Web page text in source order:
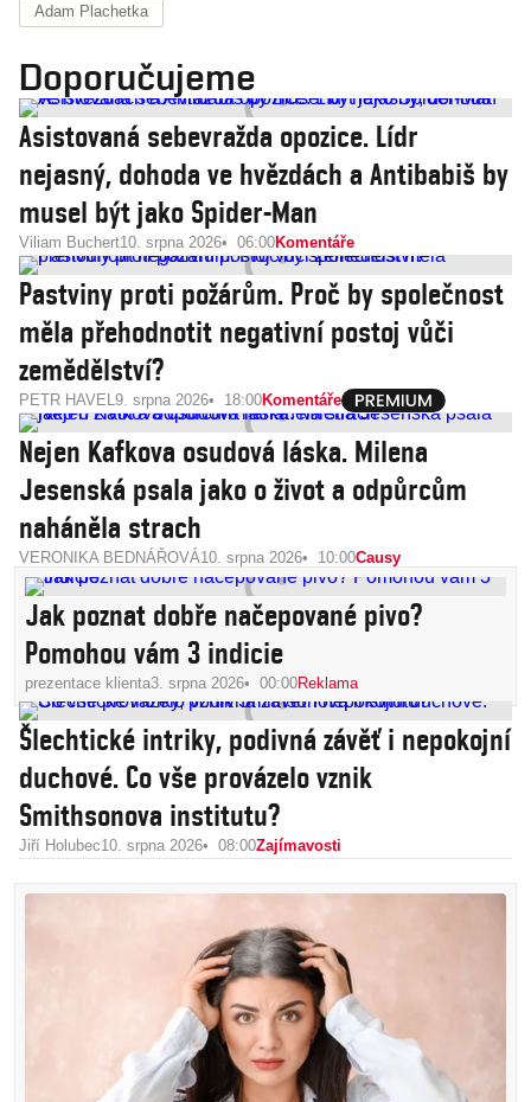
Adam Plachetka
Doporučujeme
Asistovaná sebevražda opozice. Lídr
nejasný, dohoda ve hvězdách a Antibabiš by
musel být jako Spider-Man
Viliam Buchert10. srpna 2026 06:00Komentáře
Pastviny proti požárům. Proč by společnost
měla přehodnotit negativní postoj vůči
zemědělství?
PETR HAVEL9. srpna 2026 18:00Komentáře
Nejen Kafkova osudová láska. Milena
Jesenská psala jako o život a odpůrcům
naháněla strach
VERONIKA BEDNÁŘOVÁ10. srpna 2026 10:00Causy
Jak poznat dobře načepované pivo?
Pomohou vám 3 indicie
prezentace klienta3. srpna 2026 00:00Reklama
Šlechtické intriky, podivná závěť i nepokojní
duchové. Co vše provázelo vznik
Smithsonova institutu?
Jiří Holubec10. srpna 2026 08:00Zajímavosti